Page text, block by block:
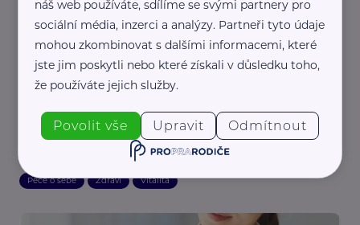
Cosmee Vision s. r. o.
Nejlepší přírodní oleje na zralou pleť: Které
vybrat a jak je používat
Péče o sebe Zdraví Vitalita
náš web používáte, sdílíme se svými partnery pro
sociální média, inzerci a analýzy. Partneři tyto údaje
mohou zkombinovat s dalšími informacemi, které
jste jim poskytli nebo které získali v důsledku toho,
že používáte jejich služby.
Povolit vše Upravit Odmítnout